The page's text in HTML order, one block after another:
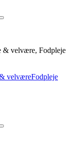
& velvære, Fodpleje
velværeFodpleje